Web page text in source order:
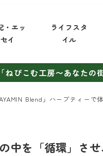
・エッ
セイ
ライフスタ
イル
「ねぴこむ工房〜あなたの
AYAMIN Blend」ハーブティー
中を「循環」さ